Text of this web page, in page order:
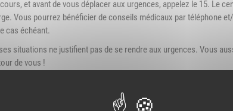
petite enfance
Transports Scolaires
et avant de vous déplacer aux urgences, appelez le 15. Le
Vous pourrez bénéficier de conseils médicaux par téléphone
cas échéant.
situations ne justifient pas de se rendre aux urgences. Vous
de vous !
rhone-alpes.ars.sante.fr/les-urgences-cest-pas-une-